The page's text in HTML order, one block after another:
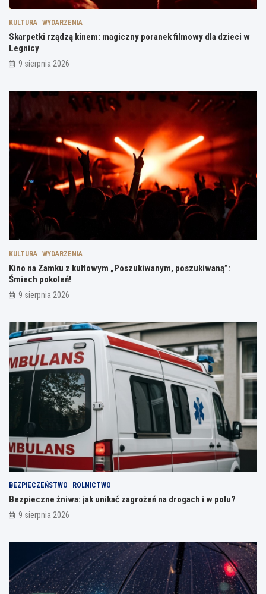
KULTURA WYDARZENIA
Skarpetki rządzą kinem: magiczny poranek filmowy dla dzieci w
Legnicy
9 sierpnia 2026
KULTURA WYDARZENIA
Kino na Zamku z kultowym „Poszukiwanym, poszukiwaną”:
Śmiech pokoleń!
9 sierpnia 2026
BEZPIECZEŃSTWO ROLNICTWO
Bezpieczne żniwa: jak unikać zagrożeń na drogach i w polu?
9 sierpnia 2026